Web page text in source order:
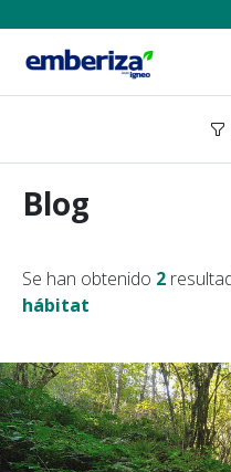
Blog
Se han obtenido 2
hábitat